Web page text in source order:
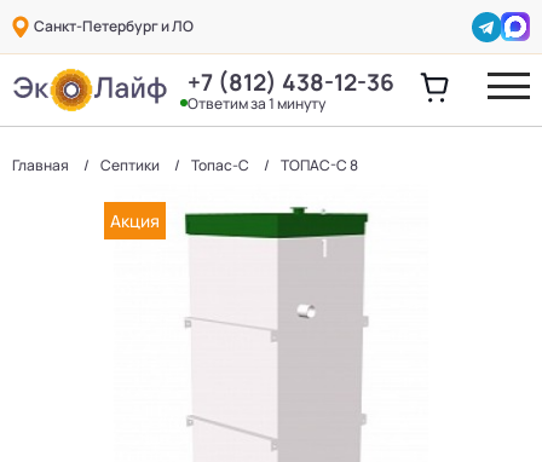
Санкт-Петербург и ЛО
+7 (812) 438-12-36
Ответим за 1 минуту
Главная Септики Топас-С ТОПАС-С 8
Акция